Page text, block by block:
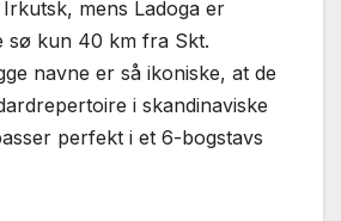
mens Ladoga er
sø kun 40 km fra Skt.
navne er så ikoniske, at de
i skandinaviske
perfekt i et 6-bogstavs